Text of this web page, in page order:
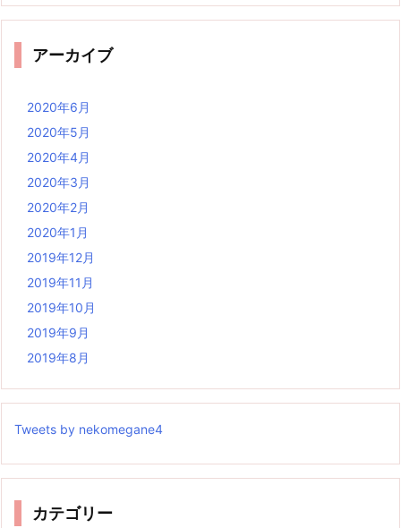
アーカイブ
2020年6月
2020年5月
2020年4月
2020年3月
2020年2月
2020年1月
2019年12月
2019年11月
2019年10月
2019年9月
2019年8月
Tweets by nekomegane4
カテゴリー